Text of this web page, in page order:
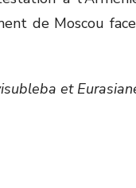
de Moscou
et